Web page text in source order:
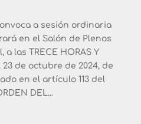
a sesión ordinaria
en el Salón de Plenos
las TRECE HORAS Y
23 de octubre de 2024, de
en el artículo 113 del
DEL...